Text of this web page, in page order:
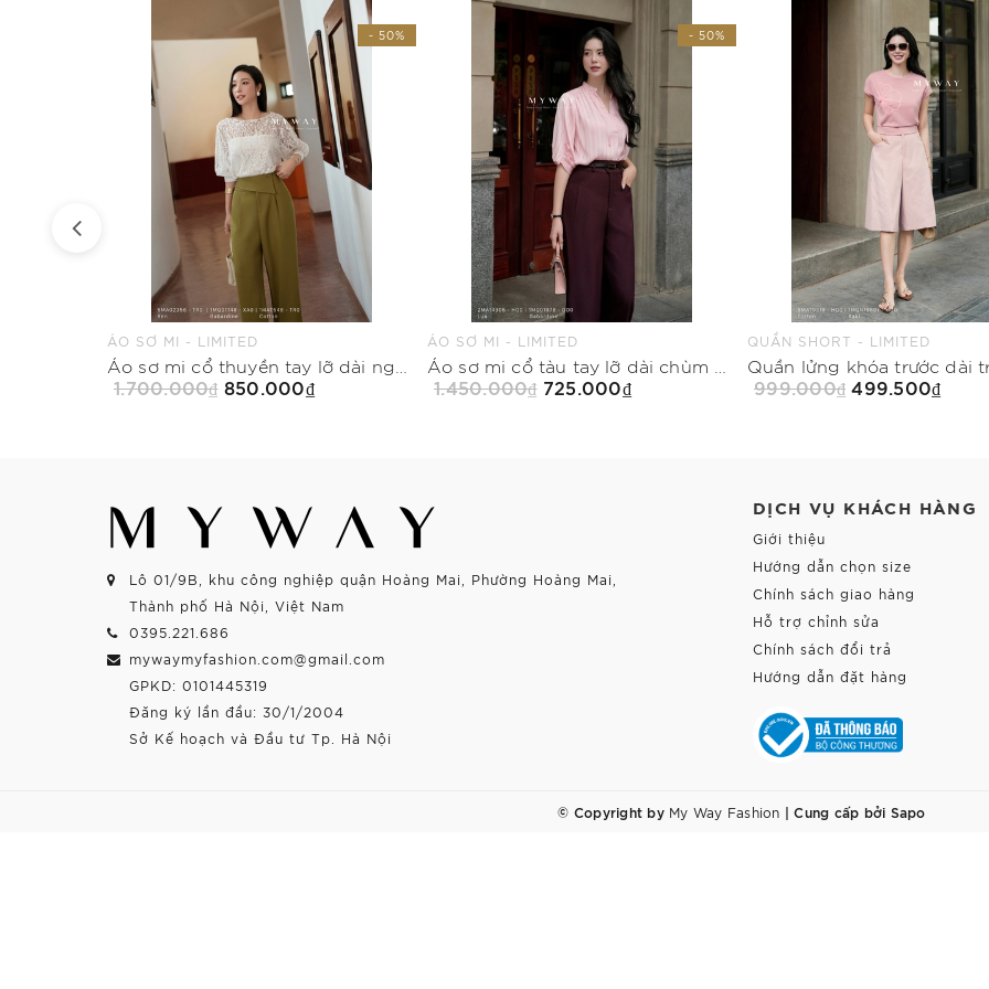
- 50%
ÁO SƠ MI - LIMITED
1.700.000₫ 850.000₫
- 50%
ÁO SƠ MI - LIMITED
1.450.000₫ 725.000₫
QUẦN SHORT - LIMITED
Quần lửng khóa trước dài
999.000₫ 499.500₫
Lô 01/9B, khu công nghiệp quận Hoàng Mai, Phường Hoàng Mai,
Thành phố Hà Nội, Việt Nam
0395.221.686
mywaymyfashion.com@gmail.com
GPKD: 0101445319
Đăng ký lần đầu: 30/1/2004
Sở Kế hoạch và Đầu tư Tp. Hà Nội
DỊCH VỤ KHÁCH HÀNG
Giới thiệu
Hướng dẫn chọn size
Chính sách giao hàng
Hỗ trợ chỉnh sửa
Chính sách đổi trả
Hướng dẫn đặt hàng
© Copyright by My Way Fashion | Cung cấp bởi Sapo